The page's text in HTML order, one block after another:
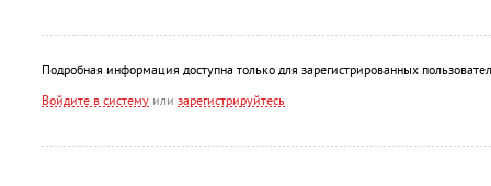
Подробная информация доступна только для зарегистрированных
Войдите в систему или зарегистрируйтесь